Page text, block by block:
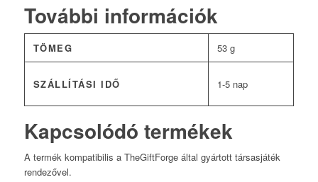
További információk
TÖMEG 53 g
SZÁLLÍTÁSI IDŐ 1-5 nap
Kapcsolódó termékek
A termék kompatibilis a TheGiftForge által gyártott társasjáték
rendezővel.